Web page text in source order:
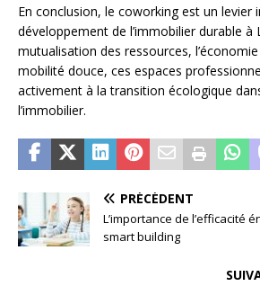
En conclusion, le coworking est un levier
développement de l’immobilier durable à
mutualisation des ressources,
mobilité douce, ces espaces
activement à la transition écologique
l’immobilier.
PRÉCÉDENT
L’importance de l’efficacité
smart building